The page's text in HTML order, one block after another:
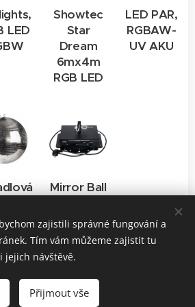
LED
Showtec
Star
Dream
6mx4m
RGB LED
LED PAR,
RGBAW-
UV AKU
Mirror Ball
DMX
s.r.o., Výstaviště 405/1, Brno, 603 00
zajistili správné fungování a
Tím vám můžeme zajistit tu
jejich návštěvě.
Přijmout vše